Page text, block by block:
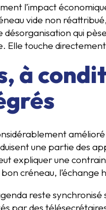
l’impact
vide non
qui
Elle touche
à
amélioré
une partie des
expliquer une
créneau, l’échange
reste synchronisé
par des